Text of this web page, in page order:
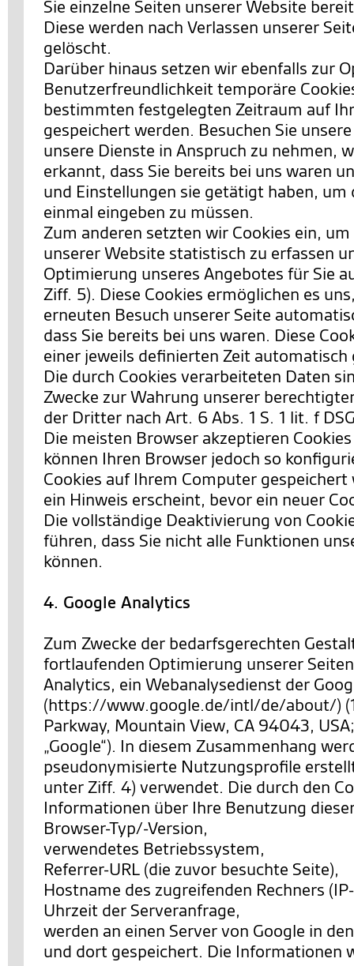
Sie einzelne Seiten unserer Website
Diese werden nach Verlassen unserer
gelöscht.
Darüber hinaus setzen wir ebenfalls zur
Benutzerfreundlichkeit temporäre
bestimmten festgelegten Zeitraum auf
gespeichert werden. Besuchen Sie
unsere Dienste in Anspruch zu nehmen,
erkannt, dass Sie bereits bei uns waren
und Einstellungen sie getätigt haben, um
einmal eingeben zu müssen.
Zum anderen setzten wir Cookies ein,
unserer Website statistisch zu erfassen
Optimierung unseres Angebotes für Sie
Ziff. 5). Diese Cookies ermöglichen es
erneuten Besuch unserer Seite
dass Sie bereits bei uns waren. Diese
einer jeweils definierten Zeit automatisch
Die durch Cookies verarbeiteten Daten
Zwecke zur Wahrung unserer
der Dritter nach Art. 6 Abs. 1 S. 1 lit. f
Die meisten Browser akzeptieren
können Ihren Browser jedoch so
Cookies auf Ihrem Computer
ein Hinweis erscheint, bevor ein neuer
Die vollständige Deaktivierung von
führen, dass Sie nicht alle Funktionen
können.
4. Google Analytics
Zum Zwecke der bedarfsgerechten
fortlaufenden Optimierung unserer
Analytics, ein Webanalysedienst der
(https://www.google.de/intl/de/about/)
Parkway, Mountain View, CA 94043,
„Google“). In diesem Zusammenhang
pseudonymisierte Nutzungsprofile
unter Ziff. 4) verwendet. Die durch den
Informationen über Ihre Benutzung
Browser-Typ/-Version,
verwendetes Betriebssystem,
Referrer-URL (die zuvor besuchte Seite),
Hostname des zugreifenden Rechners
Uhrzeit der Serveranfrage,
werden an einen Server von Google in
und dort gespeichert. Die Informationen